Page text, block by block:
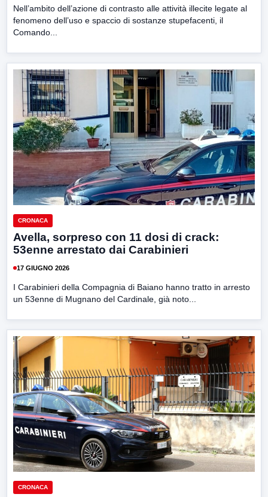
Nell’ambito dell’azione di contrasto alle attività illecite legate al
fenomeno dell’uso e spaccio di sostanze stupefacenti, il
Comando...
CRONACA
Avella, sorpreso con 11 dosi di crack:
53enne arrestato dai Carabinieri
17 GIUGNO 2026
I Carabinieri della Compagnia di Baiano hanno tratto in arresto
un 53enne di Mugnano del Cardinale, già noto...
CRONACA